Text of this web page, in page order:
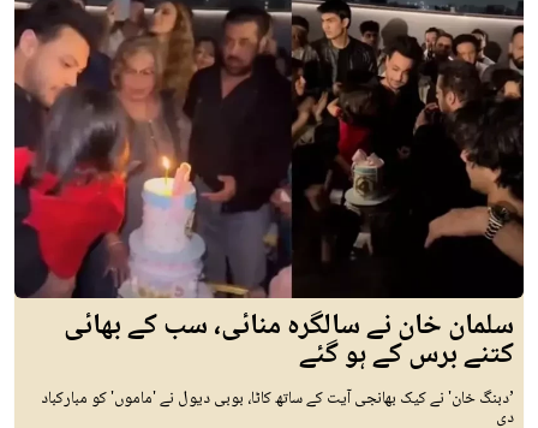
سلمان خان نے سالگرہ منائی، سب کے بھائی
کتنے برس کے ہو گئے
’دبنگ خان' نے کیک بھانجی آیت کے ساتھ کاٹا، بوبی دیول نے 'ماموں' کو مبارکباد
دی